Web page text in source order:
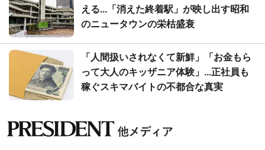
える...「消えた終着駅」が映し出す昭和
のニュータウンの栄枯盛衰
「人間扱いされなくて新鮮」「お金もら
って大人のキッザニア体験」...正社員も
稼ぐスキマバイトの不都合な真実